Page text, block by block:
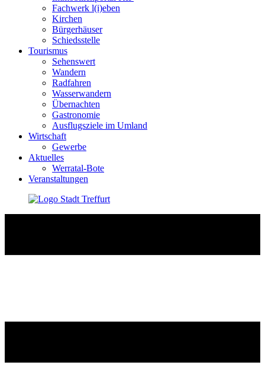
Fachwerk l(i)eben
Kirchen
Bürgerhäuser
Schiedsstelle
Tourismus
Sehenswert
Wandern
Radfahren
Wasserwandern
Übernachten
Gastronomie
Ausflugsziele im Umland
Wirtschaft
Gewerbe
Aktuelles
Werratal-Bote
Veranstaltungen